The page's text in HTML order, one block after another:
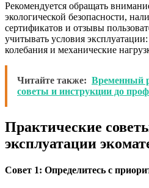
Рекомендуется обращать
экологической безопасности,
сертификатов и отзывы
учитывать условия
колебания и механические
Читайте также: Временный
советы и инструкции до
Практические
эксплуатации
Совет 1: Определитесь с